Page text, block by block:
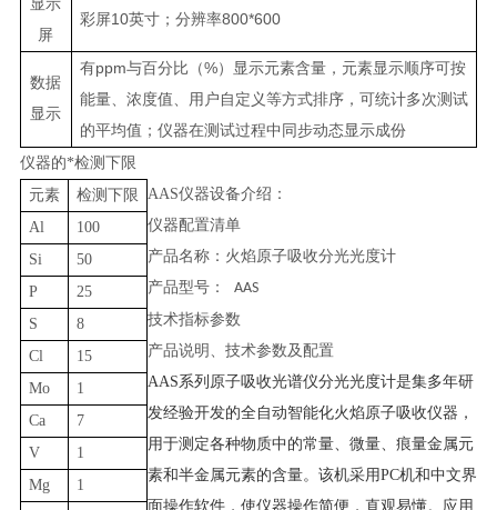
显示
屏
彩屏10英寸；分辨率800*600
数据
显示
有ppm与百分比（%）显示元素含量，元素显示顺序可按
能量、浓度值、用户自定义等方式排序，可统计多次测试
的平均值；仪器在测试过程中同步动态显示成份
仪器的*检测下限
元素
检测下限
Al
100
Si
50
P
25
S
8
Cl
15
Mo
1
Ca
7
V
1
Mg
1
AAS仪器设备介绍 ：
仪器配置清单
产品名称：火焰原子吸收分光光度计
产品型号：
AAS
技术指标参数
产品说明、技术参数及配置
AAS系列原子吸收光谱仪分光光度计是集多年研
发经验开发的全自动智能化火焰原子吸收仪器，
用于测定各种物质中的常量、微量、痕量金属元
素和半金属元素的含量。该机采用PC机和中文界
面操作软件，使仪器操作简便，直观易懂。应用